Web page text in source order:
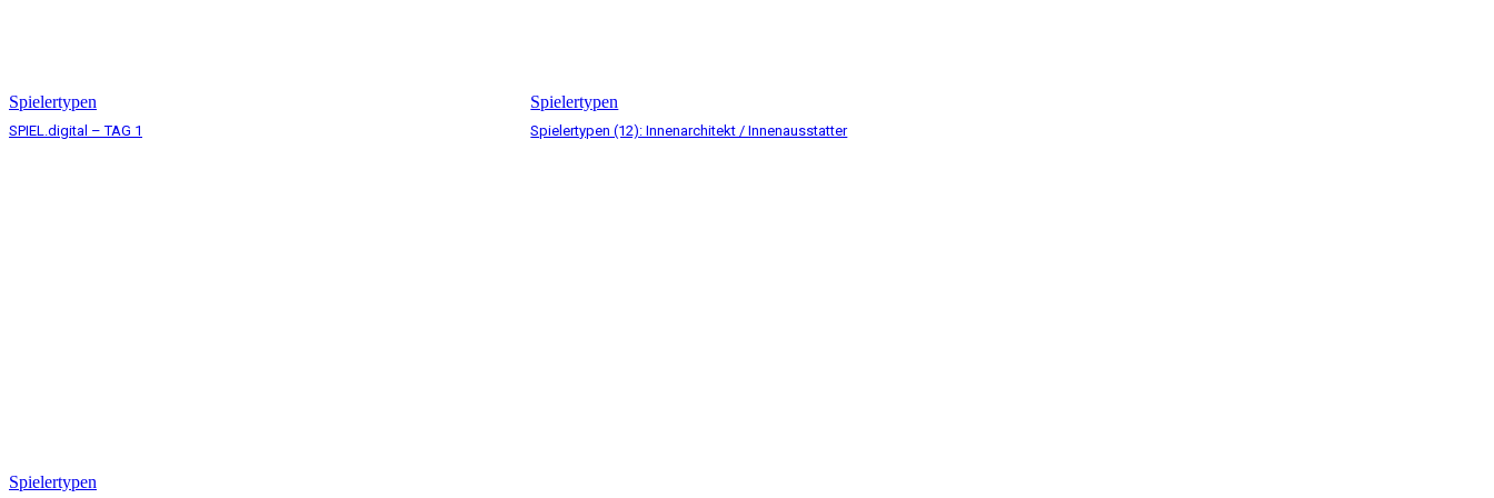
Spielertypen
SPIEL.digital – TAG 1
Spielertypen
Spielertypen (12): Innenarchitekt / Innenausstatter
Spielertypen